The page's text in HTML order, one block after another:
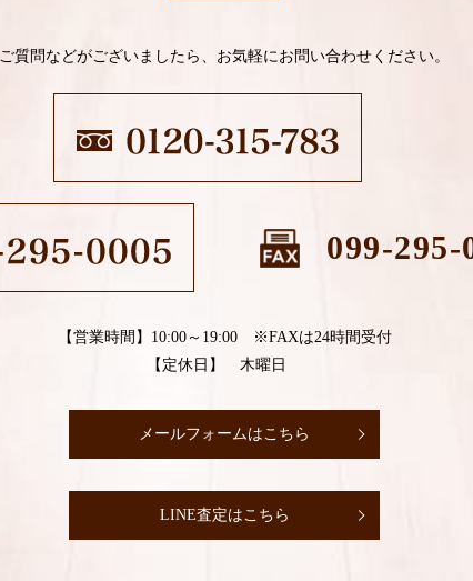
ご質問などがございましたら、お気軽にお問い合わせください。
099-295-
【営業時間】10:00～19:00 ※FAXは24時間受付
【定休日】 木曜日
メールフォームはこちら
LINE査定はこちら